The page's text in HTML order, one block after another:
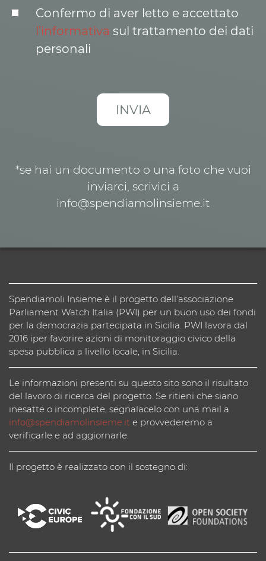
Confermo di aver letto e accettato
l’informativa sul trattamento dei dati
personali
*se hai un documento o una foto che vuoi
inviarci, scrivici a
info@spendiamolinsieme.it
Spendiamoli Insieme è il progetto dell’associazione
Parliament Watch Italia (PWI) per un buon uso dei fondi
per la democrazia partecipata in Sicilia. PWI lavora dal
2016 iper favorire azioni di monitoraggio civico della
spesa pubblica a livello locale, in Sicilia.
Le informazioni presenti su questo sito sono il risultato
del lavoro di ricerca del progetto. Se ritieni che siano
inesatte o incomplete, segnalacelo con una mail a
info@spendiamolinsieme.it e provvederemo a
verificarle e ad aggiornarle.
Il progetto è realizzato con il sostegno di: